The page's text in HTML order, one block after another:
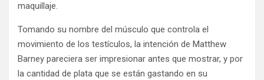
maquillaje.
Tomando su nombre del músculo que controla el
movimiento de los testículos, la intención de Matthew
Barney pareciera ser impresionar antes que mostrar, y por
la cantidad de plata que se están gastando en su